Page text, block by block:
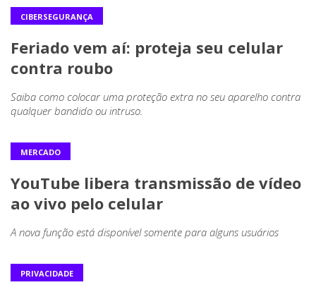
CIBERSEGURANÇA
Feriado vem aí: proteja seu celular
contra roubo
Saiba como colocar uma proteção extra no seu aparelho contra
qualquer bandido ou intruso.
MERCADO
YouTube libera transmissão de vídeo
ao vivo pelo celular
A nova função está disponível somente para alguns usuários
PRIVACIDADE